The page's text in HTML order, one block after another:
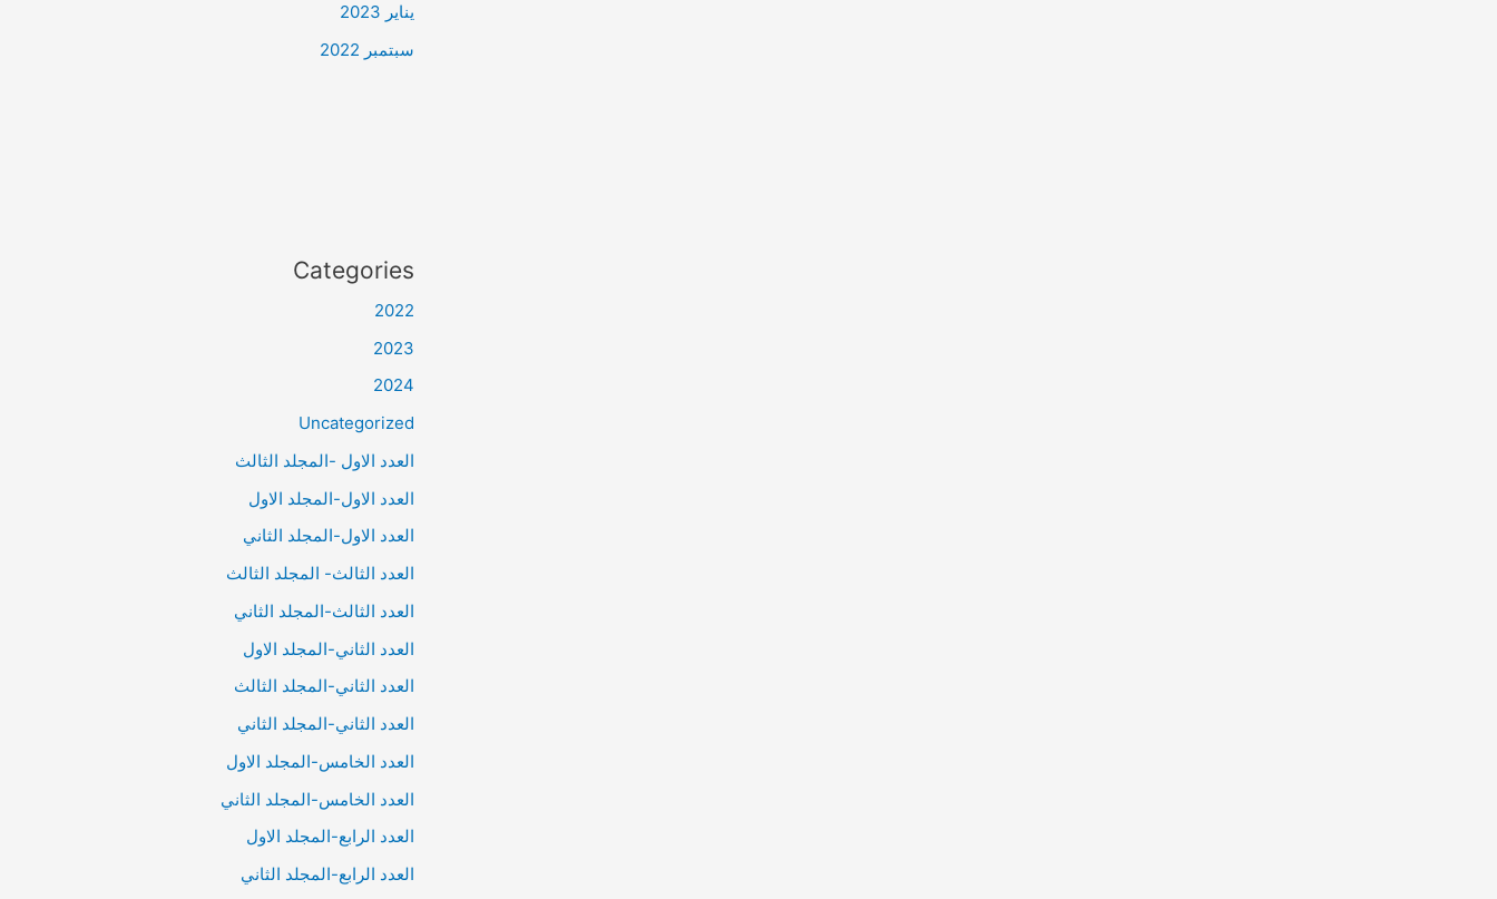
يناير 2023
سبتمبر 2022
Categories
2022
2023
2024
Uncategorized
العدد الاول -المجلد الثالث
العدد الاول-المجلد الاول
العدد الاول-المجلد الثاني
العدد الثالث- المجلد الثالث
العدد الثالث-المجلد الثاني
العدد الثاني-المجلد الاول
العدد الثاني-المجلد الثالث
العدد الثاني-المجلد الثاني
العدد الخامس-المجلد الاول
العدد الخامس-المجلد الثاني
العدد الرابع-المجلد الاول
العدد الرابع-المجلد الثاني